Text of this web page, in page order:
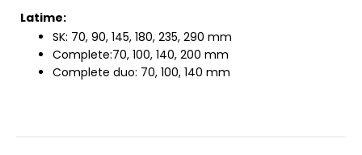
Latime:
SK: 70, 90, 145, 180, 235, 290 mm
Complete:70, 100, 140, 200 mm
Complete duo: 70, 100, 140 mm